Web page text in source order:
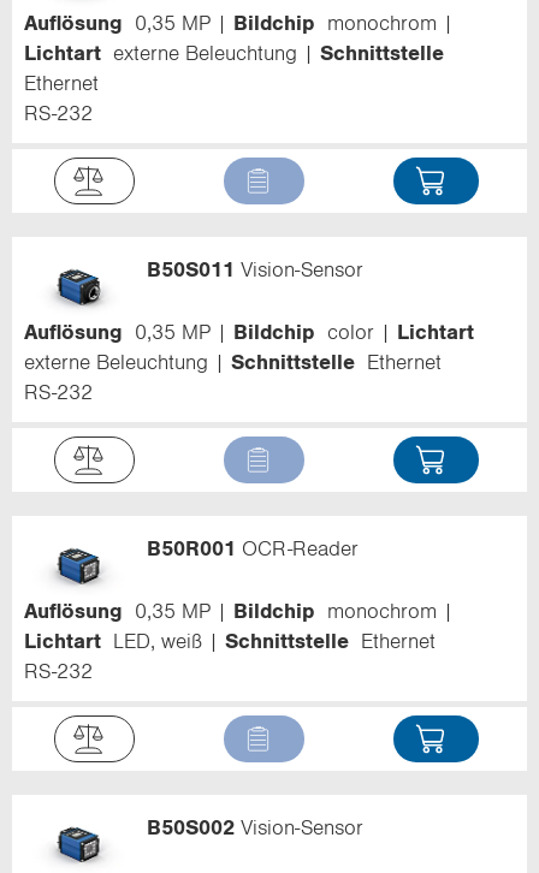
Auflösung 0,35 MP Bildchip
monochrom
Lichtart externe Beleuchtung
Schnittstelle
Ethernet
RS-232
B50S011 Vision-Sensor
Auflösung 0,35 MP Bildchip color
Lichtart
externe Beleuchtung
Schnittstelle
Ethernet
RS-232
B50R001 OCR-Reader
Auflösung 0,35 MP Bildchip
monochrom
Lichtart
LED, weiß Schnittstelle
Ethernet
RS-232
B50S002 Vision-Sensor